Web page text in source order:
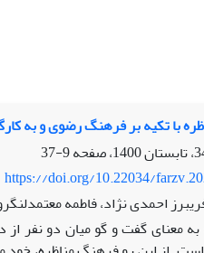
با تکیه بر فرهنگ رضوی و به
9-37
https://doi.org/10.22034/
احمدی نژاد، فاطمه
به معنای گفت و گو میان دو نفر از